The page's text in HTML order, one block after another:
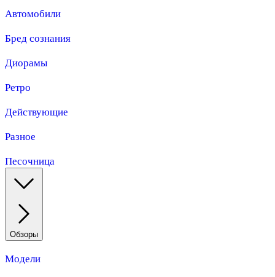
Автомобили
Бред сознания
Диорамы
Ретро
Действующие
Разное
Песочница
Обзоры
Модели